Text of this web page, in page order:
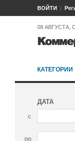
ВОЙТИ
08 АВГУСТА,
КАТЕГОРИИ
ДАТА
с
по